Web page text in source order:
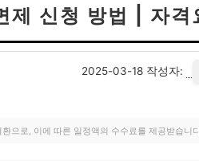
제 신청 방법 | 자격
2025-03-18 작성자:
으로, 이에 따른 일정액의 수수료를 제공받습니